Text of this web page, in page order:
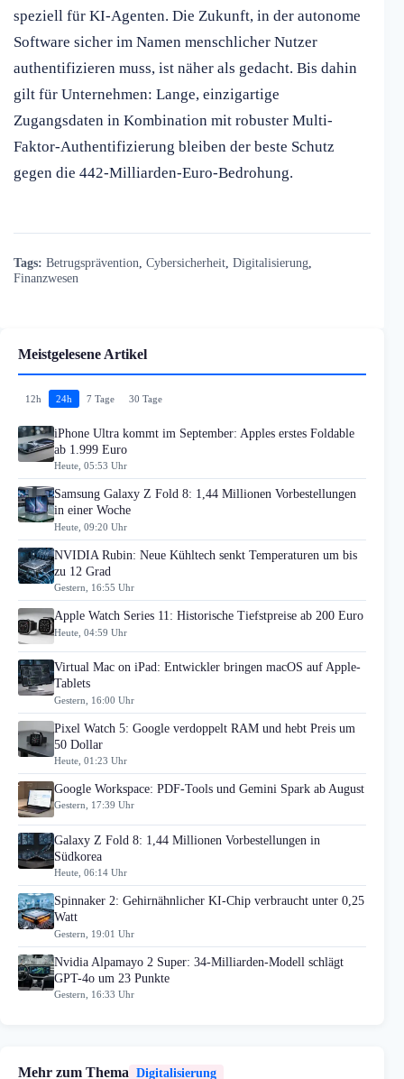
speziell für KI-Agenten. Die Zukunft, in der autonome
Software sicher im Namen menschlicher Nutzer
authentifizieren muss, ist näher als gedacht. Bis dahin
gilt für Unternehmen: Lange, einzigartige
Zugangsdaten in Kombination mit robuster Multi-
Faktor-Authentifizierung bleiben der beste Schutz
gegen die 442-Milliarden-Euro-Bedrohung.
Tags: Betrugsprävention Cybersicherheit Digitalisierung
Finanzwesen
Meistgelesene Artikel
12h 24h 7 Tage 30 Tage
iPhone Ultra kommt im September: Apples erstes Foldable
ab 1.999 Euro
Heute, 05:53 Uhr
Samsung Galaxy Z Fold 8: 1,44 Millionen Vorbestellungen
in einer Woche
Heute, 09:20 Uhr
NVIDIA Rubin: Neue Kühltech senkt Temperaturen um bis
zu 12 Grad
Gestern, 16:55 Uhr
Apple Watch Series 11: Historische Tiefstpreise ab 200 Euro
Heute, 04:59 Uhr
Virtual Mac on iPad: Entwickler bringen macOS auf Apple-
Tablets
Gestern, 16:00 Uhr
Pixel Watch 5: Google verdoppelt RAM und hebt Preis um
50 Dollar
Heute, 01:23 Uhr
Google Workspace: PDF-Tools und Gemini Spark ab August
Gestern, 17:39 Uhr
Galaxy Z Fold 8: 1,44 Millionen Vorbestellungen in
Südkorea
Heute, 06:14 Uhr
Spinnaker 2: Gehirnähnlicher KI-Chip verbraucht unter 0,25
Watt
Gestern, 19:01 Uhr
Nvidia Alpamayo 2 Super: 34-Milliarden-Modell schlägt
GPT-4o um 23 Punkte
Gestern, 16:33 Uhr
Mehr zum Thema Digitalisierung